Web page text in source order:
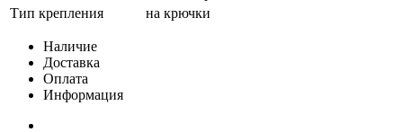
Тип крепления
на крючки
Наличие
Доставка
Оплата
Информация